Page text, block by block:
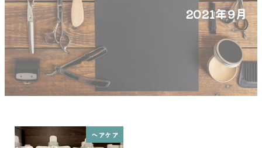
2021年9月
ヘアケア